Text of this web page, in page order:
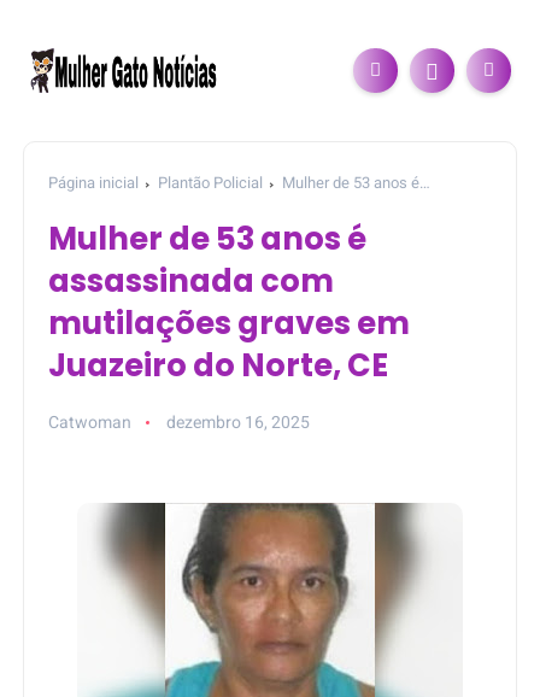
Página inicial Plantão Policial
Mulher de 53 anos é
Mulher de 53 anos é
assassinada com
mutilações graves em
Juazeiro do Norte, CE
Catwoman dezembro 16, 2025